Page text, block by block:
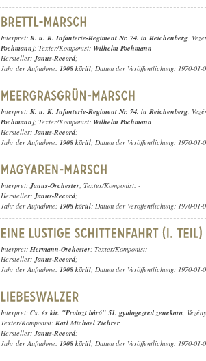
Interpret: K. u. K. Infanterie-Regiment Nr. 74. in Reichenberg,
Pochmann]; Texter/Komponist: Wilhelm Pochmann
Hersteller:Janus-Record;
Jahr der Aufnahme: 1908 körül; Datum der Veröffentlichung: 1970-01-
Interpret: K. u. K. Infanterie-Regiment Nr. 74. in Reichenberg,
Pochmann]; Texter/Komponist: Wilhelm Pochmann
Hersteller:Janus-Record;
Jahr der Aufnahme: 1908 körül; Datum der Veröffentlichung: 1970-01-
Interpret:Janus-Orchester; Texter/Komponist: -
Hersteller:Janus-Record;
Jahr der Aufnahme: 1908 körül; Datum der Veröffentlichung: 1970-01-
Interpret: Hermann-Orchester; Texter/Komponist: -
Hersteller:Janus-Record;
Jahr der Aufnahme: 1908 körül; Datum der Veröffentlichung: 1970-01-
Interpret: Cs. és kir. "Probszt báró" 51. gyalogezred zenekara,
Texter/Komponist: Karl Michael Ziehrer
Hersteller:Janus-Record;
Jahr der Aufnahme: 1908 körül; Datum der Veröffentlichung: 1970-01-